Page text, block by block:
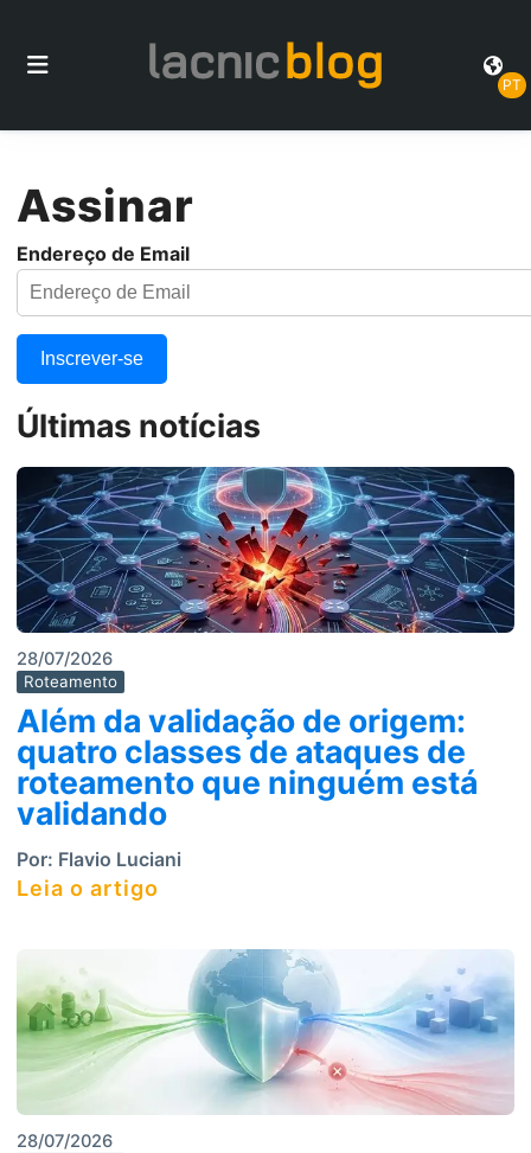
PT
Assinar
Endereço de Email
Inscrever-se
Últimas notícias
28/07/2026
Roteamento
Além da validação de origem:
quatro classes de ataques de
roteamento que ninguém está
validando
Por: Flavio Luciani
Leia o artigo
28/07/2026